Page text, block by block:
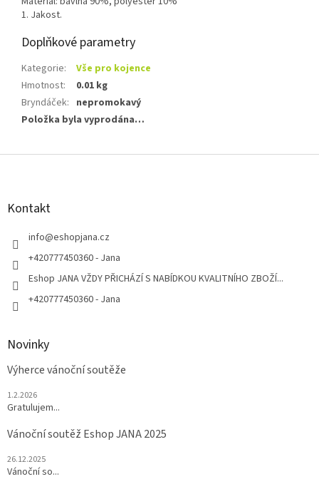
1. Jakost.
Doplňkové parametry
Kategorie:
Vše pro kojence
Hmotnost:
0.01 kg
Bryndáček: nepromokavý
Položka byla vyprodána…
Z
Kontakt
info@eshopjana.cz
+420777450360 - Jana
Eshop JANA VŽDY PŘICHÁZÍ S NABÍDKOU KVALITNÍHO ZBOŽÍ...
+420777450360 - Jana
Novinky
Výherce vánoční soutěže
1.2.2026
Gratulujem...
Vánoční soutěž Eshop JANA 2025
26.12.2025
Vánoční so...